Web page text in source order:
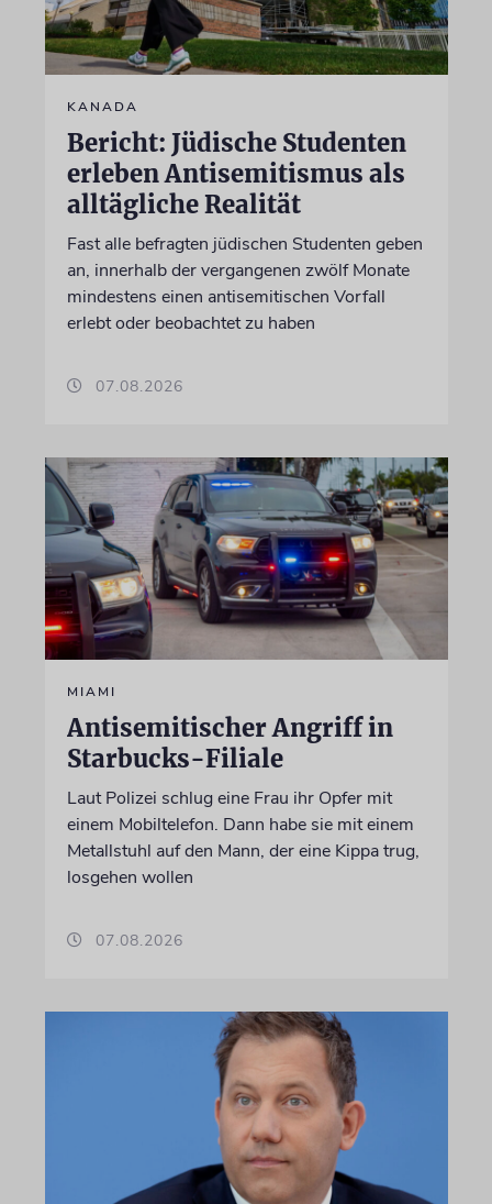
KANADA
Bericht: Jüdische Studenten
erleben Antisemitismus als
alltägliche Realität
Fast alle befragten jüdischen Studenten geben
an, innerhalb der vergangenen zwölf Monate
mindestens einen antisemitischen Vorfall
erlebt oder beobachtet zu haben
07.08.2026
MIAMI
Antisemitischer Angriff in
Starbucks-Filiale
Laut Polizei schlug eine Frau ihr Opfer mit
einem Mobiltelefon. Dann habe sie mit einem
Metallstuhl auf den Mann, der eine Kippa trug,
losgehen wollen
07.08.2026